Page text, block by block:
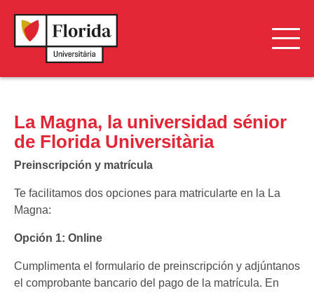
Ciclo Formativo Privado
Formación Especializada
Grado Leinn
Grados Oficiales
La Magna, la universidad sénior
de Florida Universitària
Preinscripción y matrícula
Te facilitamos dos opciones para matricularte en la La
Magna:
Opción 1: Online
Cumplimenta el formulario de preinscripción y adjúntanos
el comprobante bancario del pago de la matrícula. En